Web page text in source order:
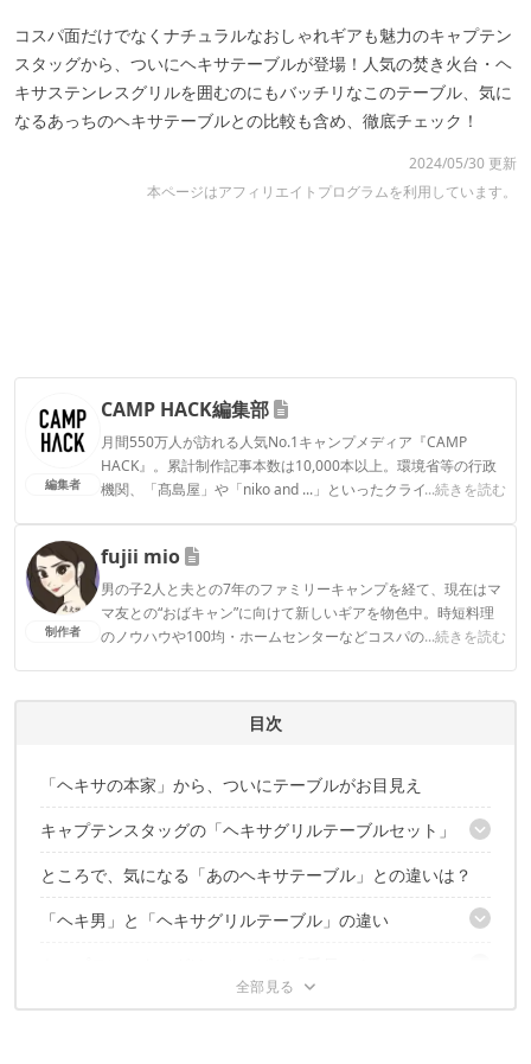
コスパ面だけでなくナチュラルなおしゃれギアも魅力のキャプテン
スタッグから、ついにヘキサテーブルが登場！人気の焚き火台・ヘ
キサステンレスグリルを囲むのにもバッチリなこのテーブル、気に
なるあっちのヘキサテーブルとの比較も含め、徹底チェック！
2024/05/30 更新
本ページはアフィリエイトプログラムを利用しています。
編集者
CAMP HACK編集部
月間550万人が訪れる人気No.1キャンプメディア『CAMP
HACK』。累計制作記事本数は10,000本以上。環境省等の行政
機関、「髙島屋」や「niko and ...」といったクライアントとの
...続きを読む
CAMP HACK編集部のプロフィール
制作者
fujii mio
男の子2人と夫との7年のファミリーキャンプを経て、現在はマ
マ友との“おばキャン”に向けて新しいギアを物色中。時短料理
のノウハウや100均・ホームセンターなどコスパの良好なギア
...続きを読む
fujii mioのプロフィール目次
「ヘキサの本家」から、ついにテーブルがお目見え
キャプテンスタッグの「ヘキサグリルテーブルセット」
オプションで、さらなるアレンジも可能
ところで、気になる「あのヘキサテーブル」との違いは？
「ヘキ男」と「ヘキサグリルテーブル」の違い